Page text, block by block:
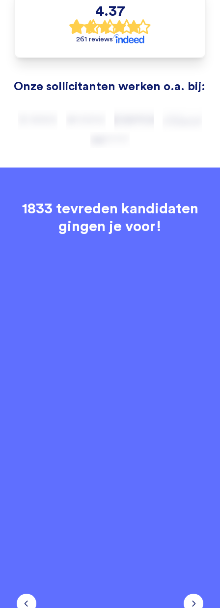
4.37
261 reviews
Onze sollicitanten werken o.a. bij:
1833 tevreden kandidaten
gingen je voor!